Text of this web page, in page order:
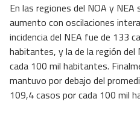
En las regiones del NOA y
aumento con oscilaciones
incidencia del NEA fue de 133
habitantes, y la de la región
cada 100 mil habitantes.
mantuvo por debajo del
109,4 casos por cada 100 mil